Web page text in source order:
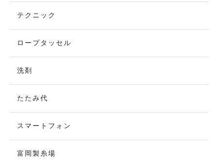
テクニック
ロープタッセル
洗剤
たたみ代
スマートフォン
富岡製糸場